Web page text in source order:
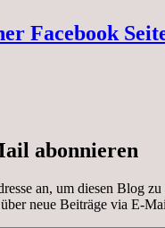
Facebook
abonnieren
an, um diesen Blog zu
neue Beiträge via E-